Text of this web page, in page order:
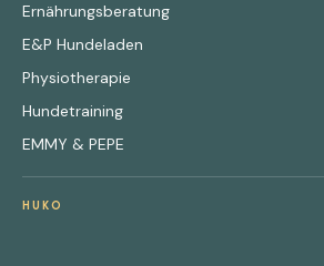
Ernährungsberatung
E&P Hundeladen
Physiotherapie
Hundetraining
EMMY & PEPE
HUKO